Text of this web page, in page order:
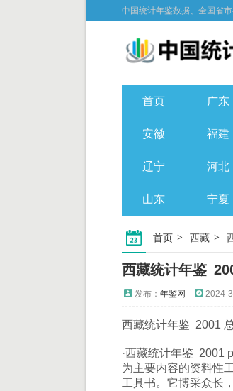
中国统计年鉴数据、全国省
首页 广东
安徽 福建
辽宁 河北
山东 宁夏
首页 西藏
西藏统计年鉴
发布： 年鉴网 2024-
西藏统计年鉴 2001
·西藏统计年鉴 2001
为主要内容的资料性
工具书。它博采众长